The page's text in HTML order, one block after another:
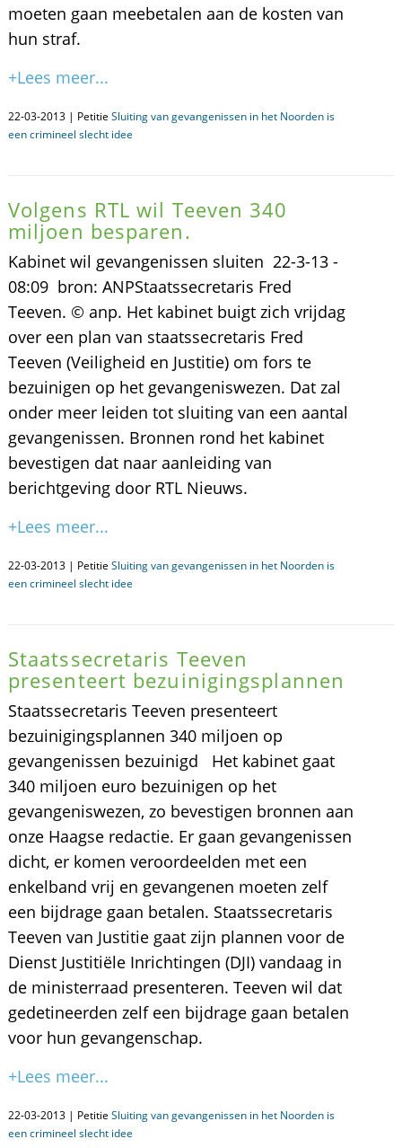
moeten gaan meebetalen aan de kosten van
hun straf.
+Lees meer...
22-03-2013 | Petitie Sluiting van gevangenissen in het Noorden is
een crimineel slecht idee
Volgens RTL wil Teeven 340
miljoen besparen.
Kabinet wil gevangenissen sluiten 22-3-13 -
08:09 bron: ANPStaatssecretaris Fred
Teeven. © anp. Het kabinet buigt zich vrijdag
over een plan van staatssecretaris Fred
Teeven (Veiligheid en Justitie) om fors te
bezuinigen op het gevangeniswezen. Dat zal
onder meer leiden tot sluiting van een aantal
gevangenissen. Bronnen rond het kabinet
bevestigen dat naar aanleiding van
berichtgeving door RTL Nieuws.
+Lees meer...
22-03-2013 | Petitie Sluiting van gevangenissen in het Noorden is
een crimineel slecht idee
Staatssecretaris Teeven
presenteert bezuinigingsplannen
Staatssecretaris Teeven presenteert
bezuinigingsplannen 340 miljoen op
gevangenissen bezuinigd Het kabinet gaat
340 miljoen euro bezuinigen op het
gevangeniswezen, zo bevestigen bronnen aan
onze Haagse redactie. Er gaan gevangenissen
dicht, er komen veroordeelden met een
enkelband vrij en gevangenen moeten zelf
een bijdrage gaan betalen. Staatssecretaris
Teeven van Justitie gaat zijn plannen voor de
Dienst Justitiële Inrichtingen (DJI) vandaag in
de ministerraad presenteren. Teeven wil dat
gedetineerden zelf een bijdrage gaan betalen
voor hun gevangenschap.
+Lees meer...
22-03-2013 | Petitie Sluiting van gevangenissen in het Noorden is
een crimineel slecht idee